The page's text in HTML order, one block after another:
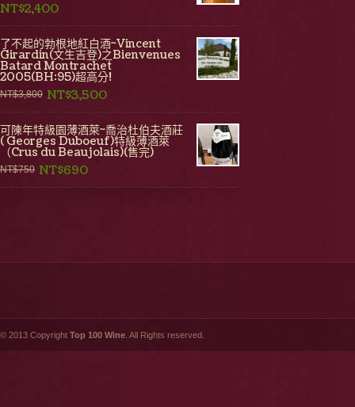
NT$2,400
了不起的勃根地紅白酒~Vincent
Girardin(文生吉登)之Bienvenues
Batard Montrachet
2005(BH:95)超高分!
NT$3,800 NT$3,500
可陳年特級園薄酒萊~喬治杜伯夫酒莊
( Georges Duboeuf)特級薄酒萊
（Crus du Beaujolais)(售完)
NT$750 NT$690
© 2013 Copyright Top 100 Wine . All Rights reserved.